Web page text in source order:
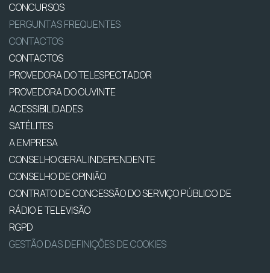
CONCURSOS
PERGUNTAS FREQUENTES
CONTACTOS
CONTACTOS
PROVEDORA DO TELESPECTADOR
PROVEDORA DO OUVINTE
ACESSIBILIDADES
SATÉLITES
A EMPRESA
CONSELHO GERAL INDEPENDENTE
CONSELHO DE OPINIÃO
CONTRATO DE CONCESSÃO DO SERVIÇO PÚBLICO DE
RÁDIO E TELEVISÃO
RGPD
GESTÃO DAS DEFINIÇÕES DE COOKIES